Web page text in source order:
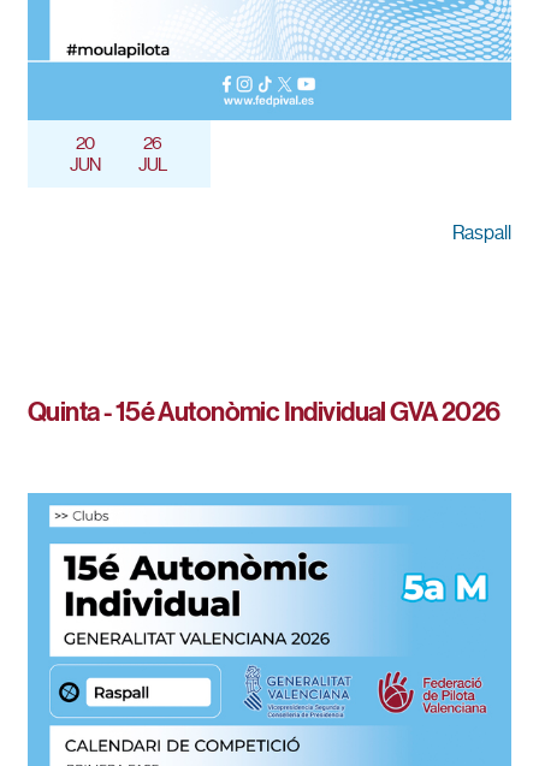
20
JUN
26
JUL
Raspall
Quinta - 15é Autonòmic Individual GVA 2026